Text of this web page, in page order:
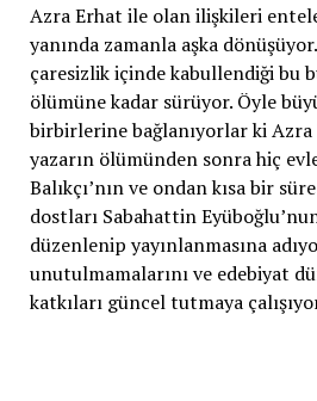
Azra Erhat ile olan ilişkileri
yanında zamanla aşka
çaresizlik içinde kabullendiği bu
ölümüne kadar sürüyor. Öyle
birbirlerine bağlanıyorlar ki
yazarın ölümünden sonra hiç
Balıkçı’nın ve ondan kısa bir
dostları Sabahattin
düzenlenip yayınlanmasına
unutulmamalarını ve edebiyat
katkıları güncel tutmaya